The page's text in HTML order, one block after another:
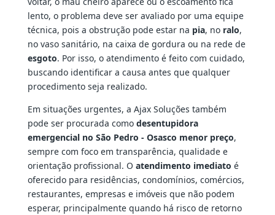
lento, o problema deve ser avaliado por uma equipe
técnica, pois a obstrução pode estar na pia, no ralo,
no vaso sanitário, na caixa de gordura ou na rede de
esgoto. Por isso, o atendimento é feito com cuidado,
buscando identificar a causa antes que qualquer
procedimento seja realizado.
Em situações urgentes, a Ajax Soluções também
pode ser procurada como desentupidora
emergencial no São Pedro - Osasco menor preço,
sempre com foco em transparência, qualidade e
orientação profissional. O atendimento imediato é
oferecido para residências, condomínios, comércios,
restaurantes, empresas e imóveis que não podem
esperar, principalmente quando há risco de retorno